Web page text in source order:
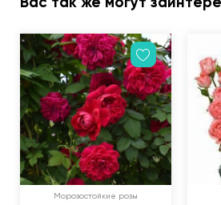
Морозостойкие розы